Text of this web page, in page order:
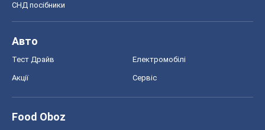
СНД посібники
Авто
Тест Драйв Електромобілі
Акції Сервіс
Food Oboz